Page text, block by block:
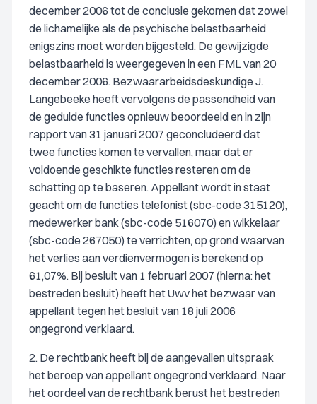
december 2006 tot de conclusie gekomen dat zowel
de lichamelijke als de psychische belastbaarheid
enigszins moet worden bijgesteld. De gewijzigde
belastbaarheid is weergegeven in een FML van 20
december 2006. Bezwaararbeidsdeskundige J.
Langebeeke heeft vervolgens de passendheid van
de geduide functies opnieuw beoordeeld en in zijn
rapport van 31 januari 2007 geconcludeerd dat
twee functies komen te vervallen, maar dat er
voldoende geschikte functies resteren om de
schatting op te baseren. Appellant wordt in staat
geacht om de functies telefonist (sbc-code 315120),
medewerker bank (sbc-code 516070) en wikkelaar
(sbc-code 267050) te verrichten, op grond waarvan
het verlies aan verdienvermogen is berekend op
61,07%. Bij besluit van 1 februari 2007 (hierna: het
bestreden besluit) heeft het Uwv het bezwaar van
appellant tegen het besluit van 18 juli 2006
ongegrond verklaard.
2. De rechtbank heeft bij de aangevallen uitspraak
het beroep van appellant ongegrond verklaard. Naar
het oordeel van de rechtbank berust het bestreden